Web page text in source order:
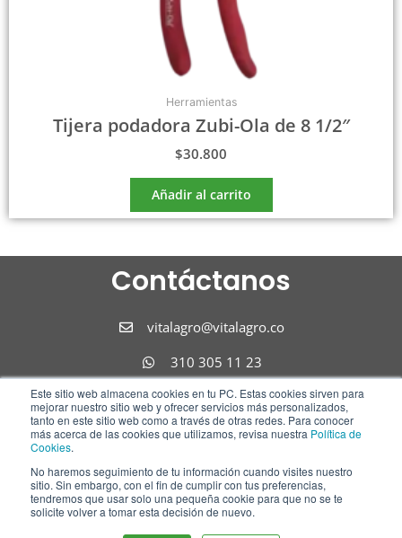
Este sitio web almacena cookies en tu PC. Estas cookies sirven para
mejorar nuestro sitio web y ofrecer servicios más personalizados,
tanto en este sitio web como a través de otras redes. Para conocer
más acerca de las cookies que utilizamos, revisa nuestra Política de
Cookies.
No haremos seguimiento de tu información cuando visites nuestro
sitio. Sin embargo, con el fin de cumplir con tus preferencias,
tendremos que usar solo una pequeña cookie para que no se te
solicite volver a tomar esta decisión de nuevo.
Herramientas
Tijera podadora Zubi-Ola de 8 1/2″
$30.800
Añadir al carrito
Contáctanos
vitalagro@vitalagro.co
310 305 11 23
310 305 11 23
Síguenos
F
a
c
I
n
s
L
i
n